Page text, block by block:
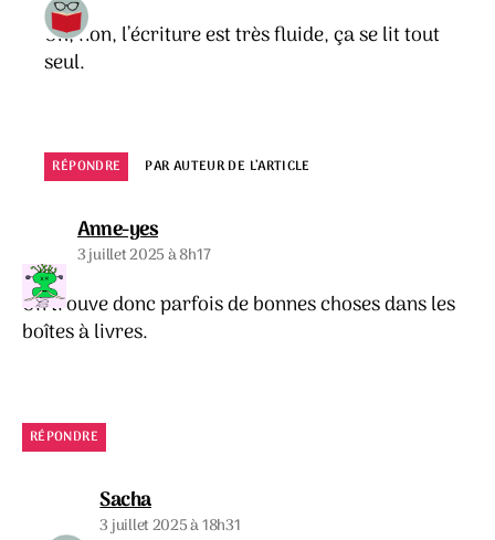
Oh, non, l’écriture est très fluide, ça se lit tout
seul.
RÉPONDRE PAR AUTEUR DE L’ARTICLE
Anne-yesdit :
3 juillet 2025 à 8h17
On trouve donc parfois de bonnes choses dans les
boîtes à livres.
RÉPONDRE
Sachadit :
3 juillet 2025 à 18h31